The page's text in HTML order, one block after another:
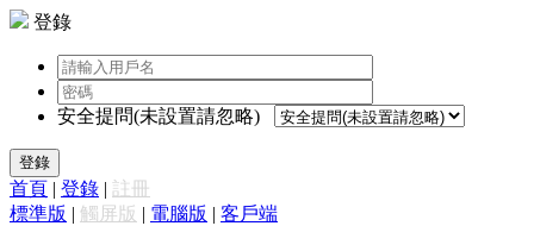
登錄
安全提問(未設置請忽略)
登錄
首頁 | 登錄 | 註冊
標準版 | 觸屏版 | 電腦版 | 客戶端